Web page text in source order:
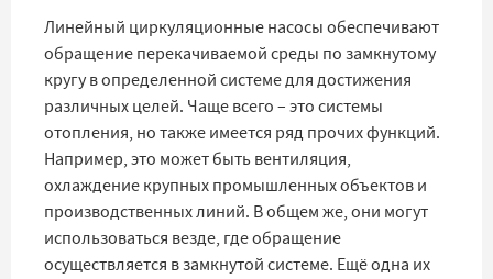
Линейный циркуляционные насосы обеспечивают
обращение перекачиваемой среды по замкнутому
кругу в определенной системе для достижения
различных целей. Чаще всего – это системы
отопления, но также имеется ряд прочих функций.
Например, это может быть вентиляция,
охлаждение крупных промышленных объектов и
производственных линий. В общем же, они могут
использоваться везде, где обращение
осуществляется в замкнутой системе. Ещё одна их